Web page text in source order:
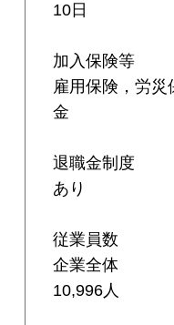
10日
加入保険等
雇用保険，労
金
退職金制度
あり
従業員数
企業全体
10,996人